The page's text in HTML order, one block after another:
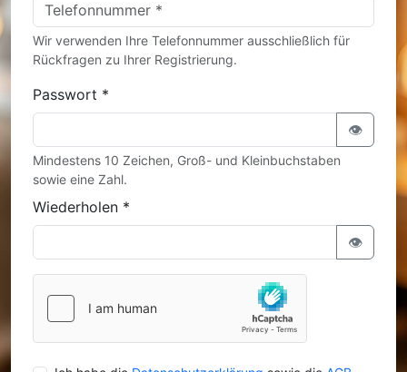
Wir verwenden Ihre Telefonnummer ausschließlich für
Rückfragen zu Ihrer Registrierung.
Passwort *
👁️
Mindestens 10 Zeichen, Groß- und Kleinbuchstaben
sowie eine Zahl.
Wiederholen *
👁️